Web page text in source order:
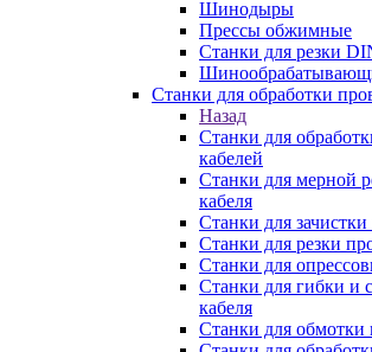
Шинодыры
Прессы обжимные
Станки для резки
Станки для обработки
Назад
Станки для
кабелей
Станки для мерной
кабеля
Станки для зачистки
Станки для резки
Станки для
Станки для гибки и
кабеля
Станки для обмотки